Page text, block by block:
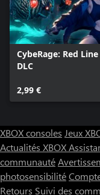
CybeRage: Red Line
DLC
2,99 €
XBOX consoles Jeux
Actualités XBOX
communauté
photosensibilité
Retours Suivi des